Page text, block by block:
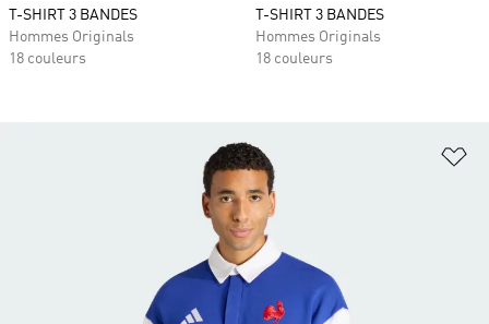
T-SHIRT 3 BANDES
Hommes Originals
18 couleurs
T-SHIRT 3 BANDES
Hommes Originals
18 couleurs